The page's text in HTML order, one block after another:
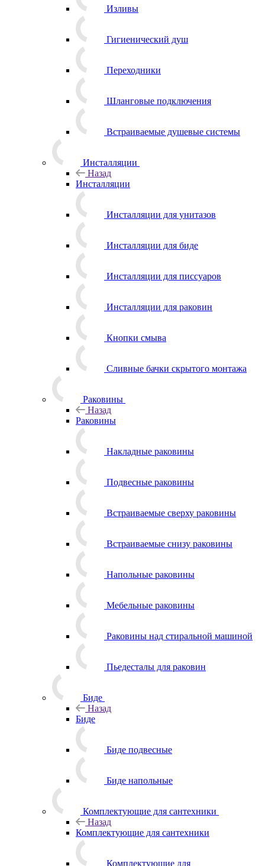
Изливы
Гигиенический душ
Переходники
Шланговые подключения
Встраиваемые душевые системы
Инсталляции
Назад
Инсталляции
Инсталляции для унитазов
Инсталляции для биде
Инсталляции для писсуаров
Инсталляции для раковин
Кнопки смыва
Сливные бачки скрытого монтажа
Раковины
Назад
Раковины
Накладные раковины
Подвесные раковины
Встраиваемые сверху раковины
Встраиваемые снизу раковины
Напольные раковины
Мебельные раковины
Раковины над стиральной машиной
Пьедесталы для раковин
Биде
Назад
Биде
Биде подвесные
Биде напольные
Комплектующие для сантехники
Назад
Комплектующие для сантехники
Комплектующие для